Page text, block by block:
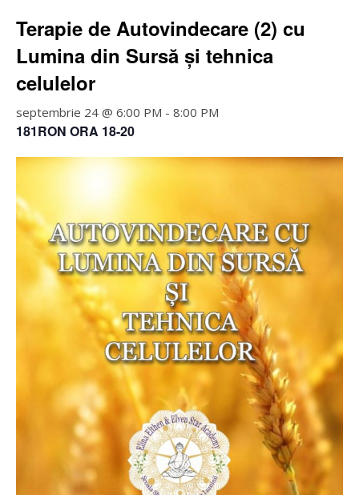
Terapie de Autovindecare (2) cu
Lumina din Sursă și tehnica
celulelor
septembrie 24 @ 6:00 PM - 8:00 PM
181RON ORA 18-20